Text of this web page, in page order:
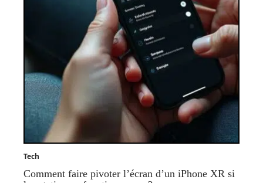
Tech
Comment faire pivoter l’écran d’un iPhone XR si